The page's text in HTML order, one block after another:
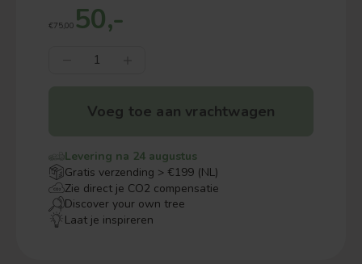
€75,00 50,-
Voeg toe aan vrachtwagen
Levering na 24 augustus
Gratis verzending > €199 (NL)
Zie direct je CO2 compensatie
Discover your own tree
Laat je inspireren